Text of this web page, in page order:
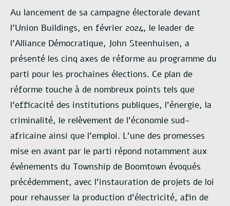
Au lancement de sa campagne électorale devant
l’Union Buildings, en février 2024, le leader de
l’Alliance Démocratique, John Steenhuisen, a
présenté les cinq axes de réforme au programme du
parti pour les prochaines élections. Ce plan de
réforme touche à de nombreux points tels que
l’efficacité des institutions publiques, l’énergie, la
criminalité, le relèvement de l’économie sud-
africaine ainsi que l’emploi. L’une des promesses
mise en avant par le parti répond notamment aux
événements du Township de Boomtown évoqués
précédemment, avec l’instauration de projets de loi
pour rehausser la production d’électricité, afin de